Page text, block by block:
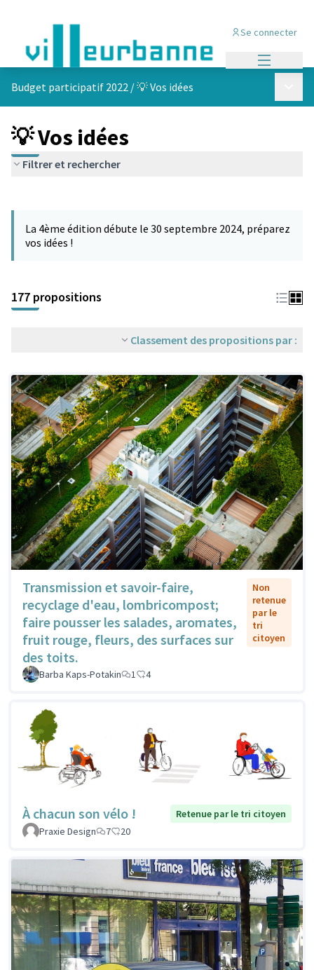
Se connecter
Budget participatif 2022 /💡 Vos idées
💡 Vos idées
Filtrer et rechercher
−
La 4ème édition débute le 30 septembre 2024, préparez
vos idées !
177 propositions
Classement des propositions par :
Transmission et savoir-faire,
recyclage d'eau, lombricompost;
faire pousser les salades, aromates,
fruit rouge, fleurs, des surfaces sur
des toits.
Non
retenue
par le
tri
citoyen
Barba Kaps-Potakin 1 4
À chacun son vélo !
Retenue par le tri citoyen
Praxie Design
7 20